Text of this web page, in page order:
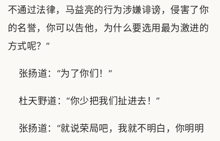
不通过法律，马益亮的行为涉嫌诽谤，侵害了你
的名誉，你可以告他，为什么要选用最为激进的
方式呢？”
张扬道：“为了你们！”
杜天野道：“你少把我们扯进去！”
张扬道：“就说荣局吧，我就不明白，你明明